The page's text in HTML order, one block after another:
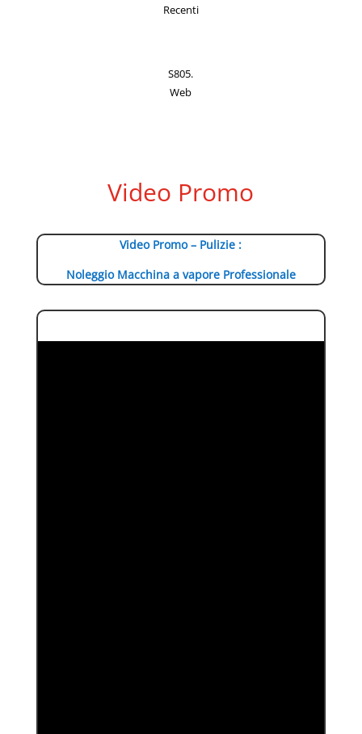
Recenti
S805.
Web
Video Promo
Video Promo – Pulizie :
Noleggio Macchina a vapore Professionale